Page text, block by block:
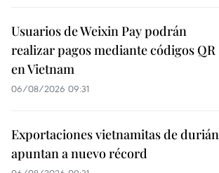
Usuarios de Weixin Pay podrán
realizar pagos mediante códigos QR
en Vietnam
06/08/2026 09:31
Exportaciones vietnamitas de durián
apuntan a nuevo récord